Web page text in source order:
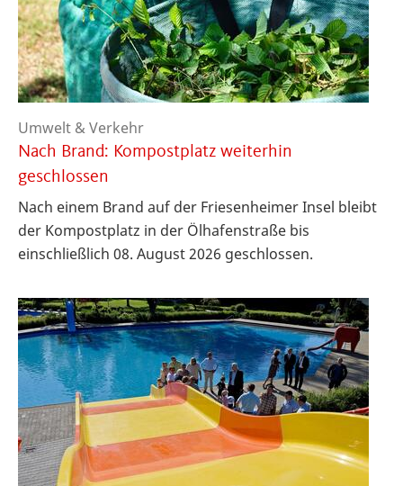
Umwelt & Verkehr
Nach Brand: Kompostplatz weiterhin
geschlossen
Nach einem Brand auf der Friesenheimer Insel bleibt
der Kompostplatz in der Ölhafenstraße bis
einschließlich 08. August 2026 geschlossen.